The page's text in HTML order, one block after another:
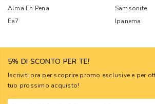
Alma En Pena
Samsonite
Ea7
Ipanema
5% DI SCONTO PER TE!
Iscriviti ora per scoprire promo esclusive e per
tuo prossimo acquisto!